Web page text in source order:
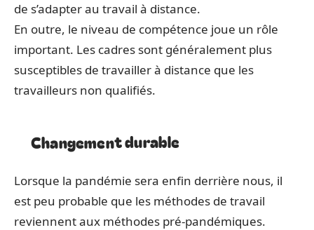
de s’adapter au travail à distance.
En outre, le niveau de compétence joue un rôle
important. Les cadres sont généralement plus
susceptibles de travailler à distance que les
travailleurs non qualifiés.
Changement durable
Lorsque la pandémie sera enfin derrière nous, il
est peu probable que les méthodes de travail
reviennent aux méthodes pré-pandémiques.